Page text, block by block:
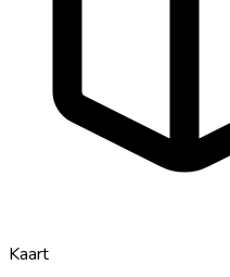
Kaart